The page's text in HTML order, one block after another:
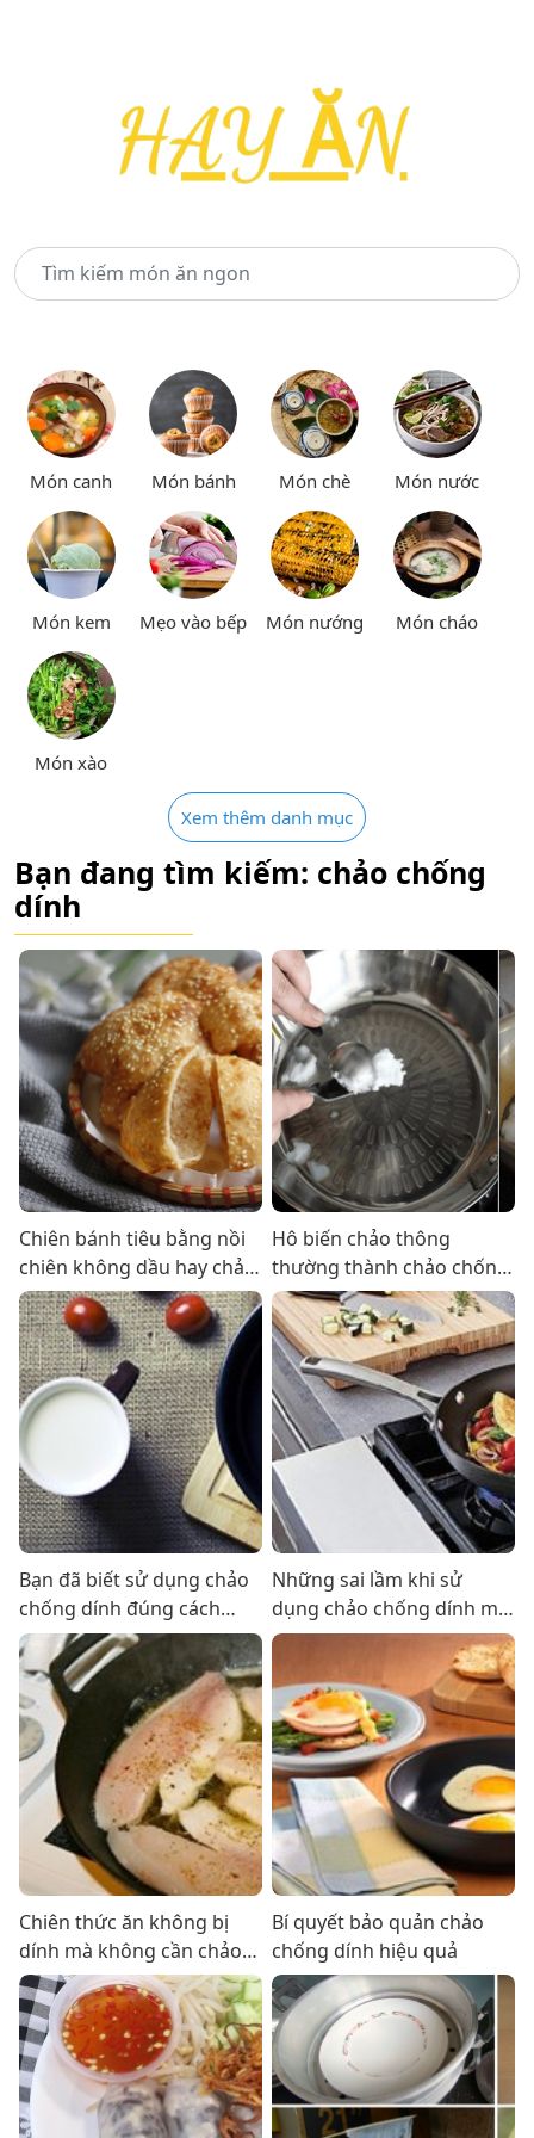
Món canh Món bánh Món chè Món nước
Món kem Mẹo vào bếp Món nướng Món cháo
Món xào
Xem thêm danh mục
Bạn đang tìm kiếm: chảo chống
dính
Chiên bánh tiêu bằng nồi
chiên không dầu hay chảo
chống dính tốt hơn?
Hô biến chảo thông
thường thành chảo chống
dính trong 1 nốt nhạc
Bạn đã biết sử dụng chảo
chống dính đúng cách
chưa?
Những sai lầm khi sử
dụng chảo chống dính mà
ai cũng mắc phải và cách
khắc phục
Chiên thức ăn không bị
dính mà không cần chảo
chống dính
Bí quyết bảo quản chảo
chống dính hiệu quả